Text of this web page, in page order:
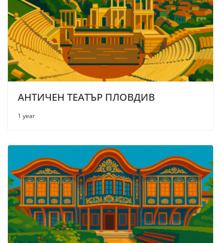
АНТИЧЕН ТЕАТЪР ПЛОВДИВ
1 year